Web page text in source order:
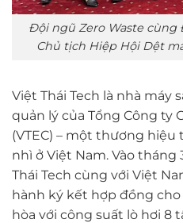
Đội ngũ Zero Waste cùng
Chủ tịch Hiệp Hội Dệt
Việt Thái Tech là nhà máy
quản lý của Tổng Công ty
(VTEC) – một thương
nhì ở Việt Nam. Vào tháng
Thái Tech cùng với Việt
hành ký kết hợp đồng
hòa với công suất lò hơi 8